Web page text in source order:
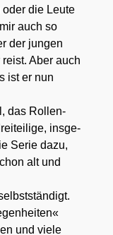
die Leu­te
auch so
der jun­gen
Aber auch
ist er nun
das Rol­len­
ins­ge­
Serie dazu,
alt und
und vie­le